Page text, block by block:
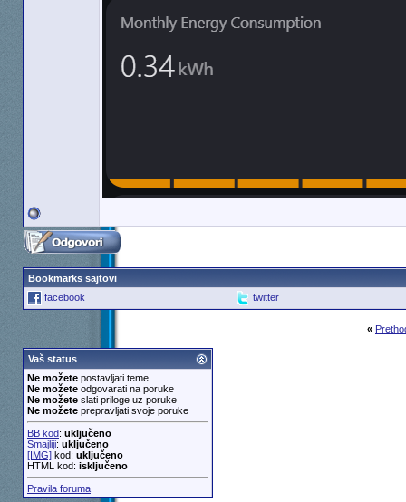
Bookmarks sajtovi
facebook
twitter
«
Vaš status
Ne možetepostavljati teme
Ne možeteodgovarati na poruke
Ne možeteslati priloge uz poruke
Ne možeteprepravljati svoje poruke
BB kod: uključeno
Smajliji: uključeno
[IMG]kod: uključeno
HTML kod: isključeno
Pravila foruma